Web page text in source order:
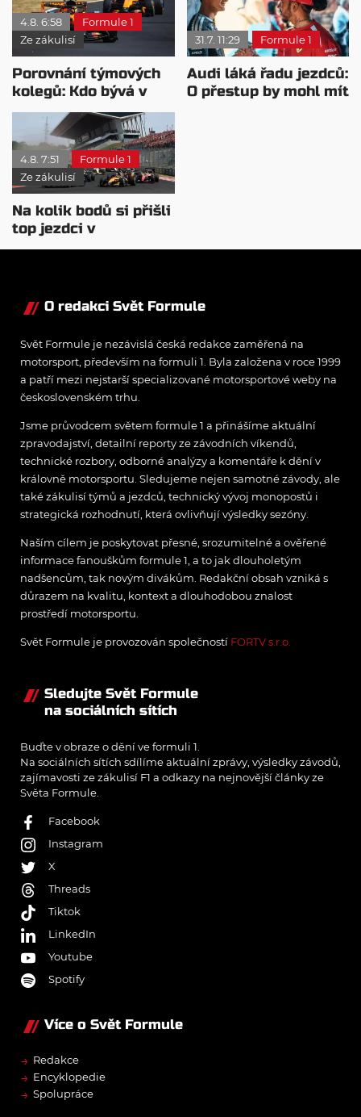
4.8. 6:58
Formule 1
Ze zákulisí
Porovnání týmových
kolegů: Kdo bývá v
sobotu nejrychlejší?
31.7. 11:29 Formule 1
Audi láká řadu jezdců:
O přestup by mohl mít
4.8. 7:51
Formule 1
Ze zákulisí
Na kolik bodů si přišli
top jezdci v
posledních 4
O redakci Svět Formule
Svět Formule je nezávislá česká redakce zaměřená na
motorsport, především na formuli 1. Byla založena v roce 1999
a patří mezi nejstarší specializované motorsportové weby na
československém trhu.
Jsme průvodcem světem formule 1 a přinášíme aktuální
zpravodajství, detailní reporty ze závodních víkendů,
technické rozbory, odborné analýzy a komentáře k dění v
královně motorsportu. Sledujeme nejen samotné závody, ale
také zákulisí týmů a jezdců, technický vývoj monopostů i
strategická rozhodnutí, která ovlivňují výsledky sezóny.
Naším cílem je poskytovat přesné, srozumitelné a ověřené
informace fanouškům formule 1, a to jak dlouholetým
nadšencům, tak novým divákům. Redakční obsah vzniká s
důrazem na kvalitu, kontext a dlouhodobou znalost
prostředí motorsportu.
Svět Formule je provozován společností FORTV s.r.o.
Sledujte Svět Formule
na sociálních sítích
Buďte v obraze o dění ve formuli 1.
Na sociálních sítích sdílíme aktuální zprávy, výsledky závodů,
zajímavosti ze zákulisí F1 a odkazy na nejnovější články ze
Světa Formule.
Facebook
Instagram
X
Threads
Tiktok
LinkedIn
Youtube
Spotify
Více o Svět Formule
→ Redakce
→ Encyklopedie
→ Spolupráce